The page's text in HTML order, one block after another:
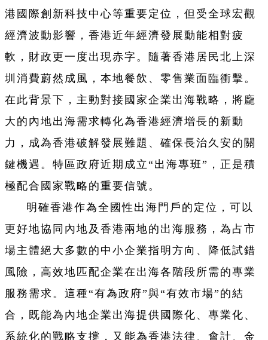
港國際創新科技中心等重要定位，但受全球宏觀
經濟波動影響，香港近年經濟發展動能相對疲
軟，財政更一度出現赤字。隨著香港居民北上深
圳消費蔚然成風，本地餐飲、零售業面臨衝擊。
在此背景下，主動對接國家企業出海戰略，將龐
大的內地出海需求轉化為香港經濟增長的新動
力，成為香港破解發展難題、確保長治久安的關
鍵機遇。特區政府近期成立“出海專班”，正是積
極配合國家戰略的重要信號。
明確香港作為全國性出海門戶的定位，可以
更好地協同內地及香港兩地的出海服務，為占市
場主體絕大多數的中小企業指明方向、降低試錯
風險，高效地匹配企業在出海各階段所需的專業
服務需求。這種“有為政府”與“有效市場”的結
合，既能為內地企業出海提供國際化、專業化、
系統化的戰略支撐，又能為香港法律、會計、金